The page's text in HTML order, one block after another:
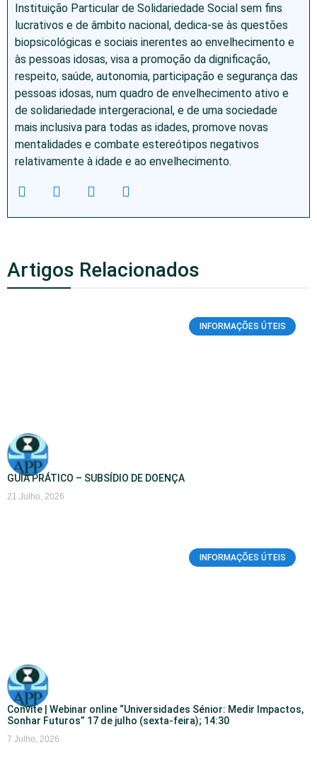
Instituição Particular de Solidariedade Social sem fins
lucrativos e de âmbito nacional, dedica-se às questões
biopsicológicas e sociais inerentes ao envelhecimento e
às pessoas idosas, visa a promoção da dignificação,
respeito, saúde, autonomia, participação e segurança das
pessoas idosas, num quadro de envelhecimento ativo e
de solidariedade intergeracional, e de uma sociedade
mais inclusiva para todas as idades, promove novas
mentalidades e combate estereótipos negativos
relativamente à idade e ao envelhecimento.
Artigos Relacionados
INFORMAÇÕES ÚTEIS
GUIA PRÁTICO – SUBSÍDIO DE DOENÇA
21 Julho, 2026
INFORMAÇÕES ÚTEIS
Convite | Webinar online “Universidades Sénior: Medir Impactos,
Sonhar Futuros” 17 de julho (sexta-feira); 14:30
7 Julho, 2026